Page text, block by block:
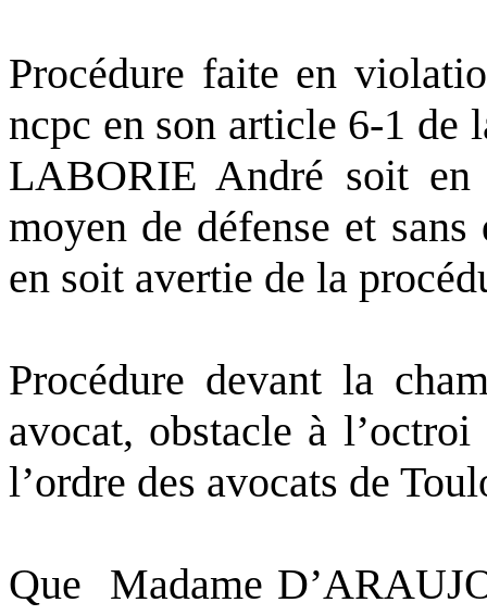
Procédure faite en
ncpc en son article 6-1 de
LABORIE André soit en
moyen de défense et
en soit avertie de la
Procédure devant la
avocat, obstacle à
l’ordre des avocats de
Que
Madame